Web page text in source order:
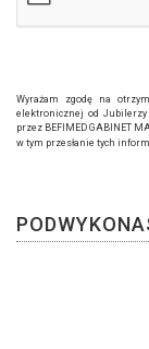
Wyrażam zgodę na
elektronicznej od Jubilerzy
przez BEFIMED GABINET
w tym przesłanie tych